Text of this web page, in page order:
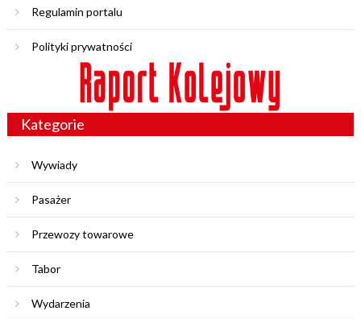
Regulamin portalu
Polityki prywatności
Kategorie
Wywiady
Pasażer
Przewozy towarowe
Tabor
Wydarzenia